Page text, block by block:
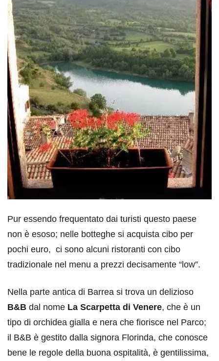
Pur essendo frequentato dai turisti questo paese
non è esoso; nelle botteghe si acquista cibo per
pochi euro, ci sono alcuni ristoranti con cibo
tradizionale nel menu a prezzi decisamente “low”.
Nella parte antica di Barrea si trova un delizioso
B&B dal nome La Scarpetta di Venere, che è un
tipo di orchidea gialla e nera che fiorisce nel Parco;
il B&B è gestito dalla signora Florinda, che conosce
bene le regole della buona ospitalità, è gentilissima,